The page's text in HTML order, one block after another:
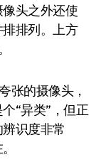
头之外还使
排列。上方
张的摄像头，
“异类”，但正
识度非常